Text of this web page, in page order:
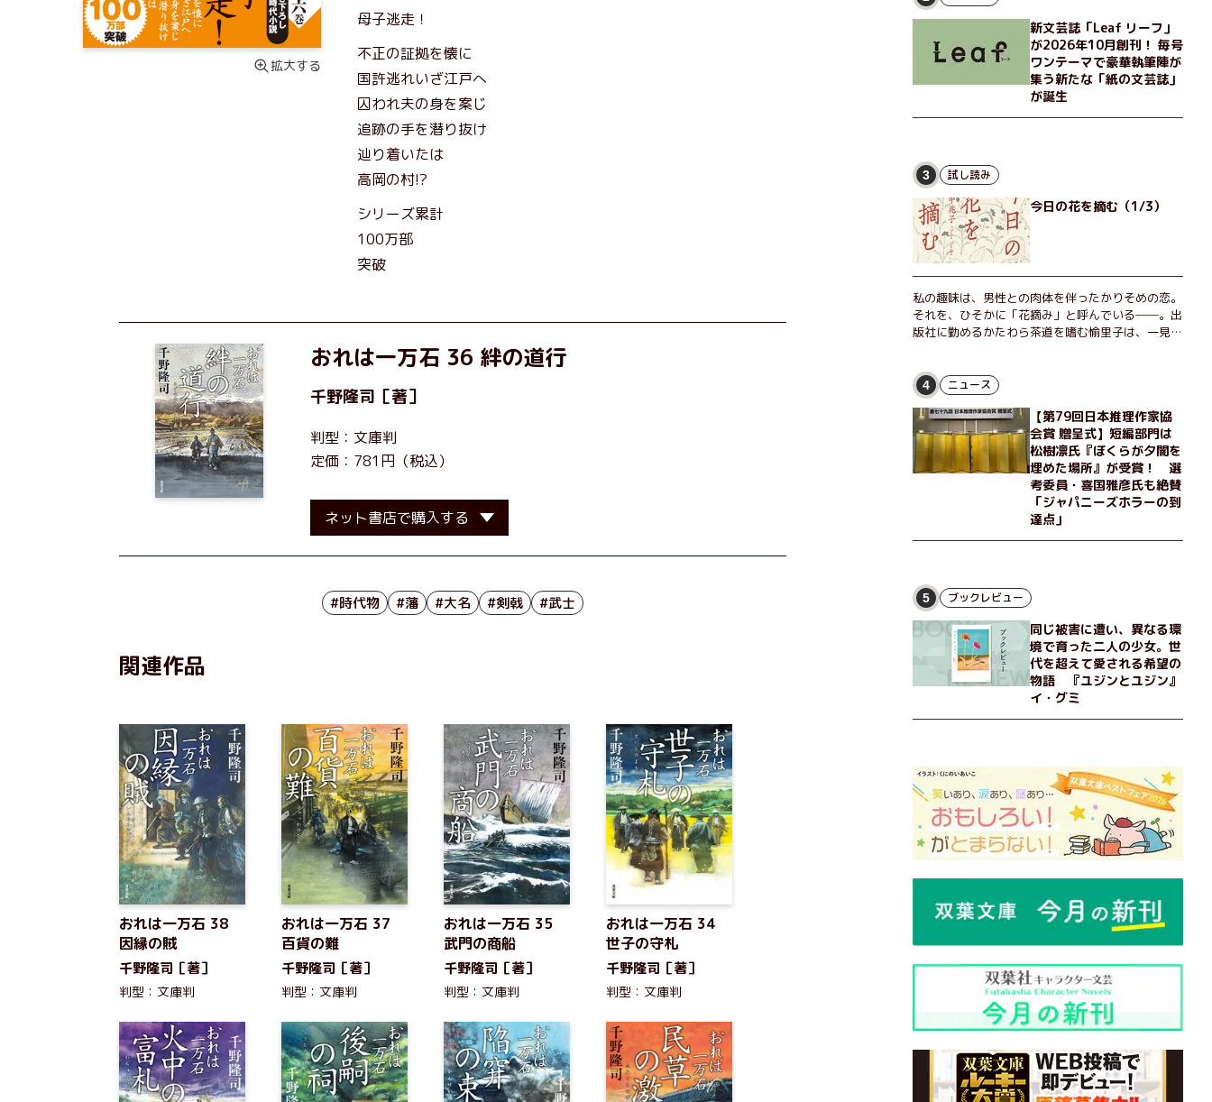
拡大する
母子逃走！
不正の証拠を懐に
国許逃れいざ江戸へ
囚われ夫の身を案じ
追跡の手を潜り抜け
辿り着いたは
高岡の村!?
シリーズ累計
100万部
突破
おれは一万石 36 絆の道行
千野隆司 ［著］
判型：文庫判
定価：781円（税込）
ネット書店で購入する
#時代物 #藩 #大名 #剣戟 #武士
関連作品
おれは一万石 38
因縁の賊
千野隆司［著］
判型：文庫判
おれは一万石 37
百貨の難
千野隆司［著］
判型：文庫判
おれは一万石 35
武門の商船
千野隆司［著］
判型：文庫判
おれは一万石 34
世子の守札
千野隆司［著］
判型：文庫判
恋バナを聞いてあげたり、部屋でふたりだけの「台
湾映画祭」を催したり。50代独身、幼なじみの変
わらぬ友情とささやかな幸せの日々を描く。
新文芸誌「Leaf リーフ」
が2026年10月創刊！ 毎号
ワンテーマで豪華執筆陣が
集う新たな「紙の文芸誌」
が誕生
3 試し読み
今日の花を摘む（1/3）
私の趣味は、男性との肉体を伴ったかりそめの恋。
それを、ひそかに「花摘み」と呼んでいる──。出
版社に勤めるかたわら茶道を嗜む愉里子は、一見地
を愉しんでいた。そんな愉里子の前に初めて、恋の
終わりを怖れさせる男が現れた。茶の湯の粋人、
70歳の万江島だ。だが彼には、ある秘密があっ
た……。自分の心と身体を偽らない女たちの姿と、
その連帯を描く。赤裸々にして切実な、セクシュア
リティをめぐる物語。
4 ニュース
【第79回日本推理作家協
会賞 贈呈式】短編部門は
松樹凛氏『ぼくらが夕闇を
埋めた場所』が受賞！ 選
考委員・喜国雅彦氏も絶賛
「ジャパニーズホラーの到
達点」
5 ブックレビュー
同じ被害に遭い、異なる環
境で育った二人の少女。世
代を超えて愛される希望の
物語 『ユジンとユジン』
イ・グミ